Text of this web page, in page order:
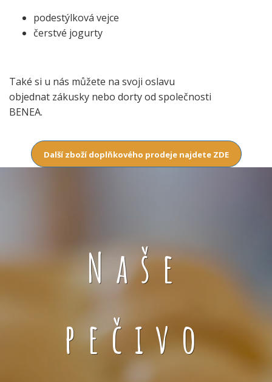
podestýlková vejce
čerstvé jogurty
Také si u nás můžete na svoji oslavu
objednat zákusky nebo dorty od společnosti
BENEA.
Další zboží doplňkového prodeje najdete ZDE
Naše
pečivo